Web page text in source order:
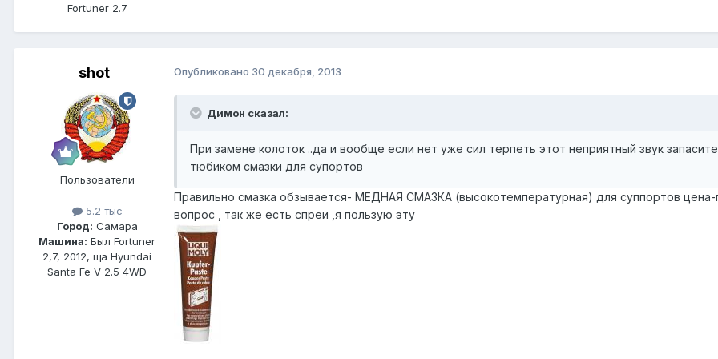
Fortuner 2.7
shot
Пользователи
5.2 тыс
Город: Самара
Машина: Был Fortuner
2,7, 2012, ща Hyundai
Santa Fe V 2.5 4WD
Опубликовано 30 декабря, 2013
Димон сказал:
При замене колоток ..да и вообще если нет уже сил терпеть этот неприятный звук
тюбиком смазки для супортов
Правильно смазка обзывается- МЕДНАЯ СМАЗКА (высокотемпературная) для суппортов цена-
вопрос , так же есть спреи ,я пользую эту